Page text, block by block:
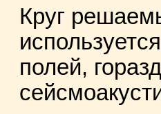
Круг
полей,